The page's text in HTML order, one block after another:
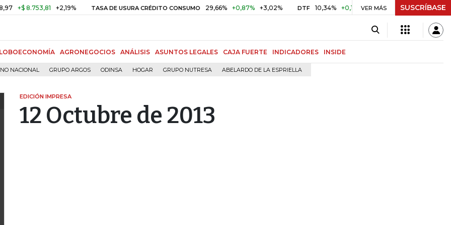
+$ 8.753,81 +2,19% TASA DE USURA CRÉDITO CONSUMO 29,66% +0,87% +3,02% 10,34% +0,10% +0,98% UVR $ 417,01 +$
VER MÁS SUSCRÍBASE
AGRONEGOCIOS ANÁLISIS ASUNTOS LEGALES CAJA FUERTE INDICADORES INSIDE
NACIONAL GRUPO ARGOS ODINSA HOGAR GRUPO NUTRESA ABELARDO DE LA ESPRIELLA
EDICIÓN IMPRESA
12 Octubre de 2013